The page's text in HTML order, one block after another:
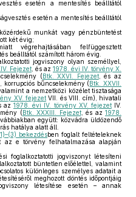
esetén a mentesítés beálltától
esetén a mentesítés beálltától
munkát vagy pénzbüntetést
két évig;
végrehajtásában felfüggesztett
beálltától számított három évig.
jogviszony olyan személlyel,
Fejezet , és az 1978. évi IV. törvény X.
(Btk. XXVI. Fejezet, és az
korrupciós bűncselekmény (Btk. XXVII.
a nemzetközi közélet tisztasága
XV. fejezetVII. és VIII. cím), hivatali
az1978. évi IV. törvény XV. fejezetIV.
(Btk. XXXIII. Fejezet, és az 1978.
együtt: közvádra üldözendő
hatálya alatt áll.
bekezdésben foglalt feltételeknek
az e törvény felhatalmazása alapján
foglalkoztatotti jogviszonyt létesíteni
büntetlen előélettel, valamint
különleges személyes adatait a
meghozott döntés időpontjáig
létesítése esetén – annak